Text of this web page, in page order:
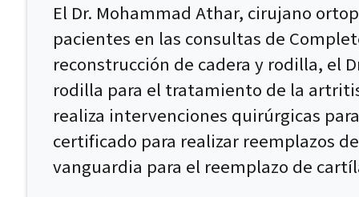
El Dr. Mohammad Athar, cirujano
pacientes en las consultas de
reconstrucción de cadera y rodilla, el
rodilla para el tratamiento de la
realiza intervenciones quirúrgicas
certificado para realizar reemplazos
vanguardia para el reemplazo de